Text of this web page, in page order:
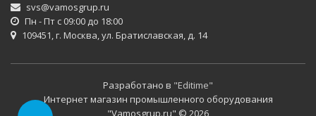
svs@vamosgrup.ru
Пн - Пт с 09:00 до 18:00
109451, г. Москва, ул. Братиславская, д. 14
Разработано в "Editime"
Интернет магазин промышленного оборудования
"Vamosgrup.ru" © 2026